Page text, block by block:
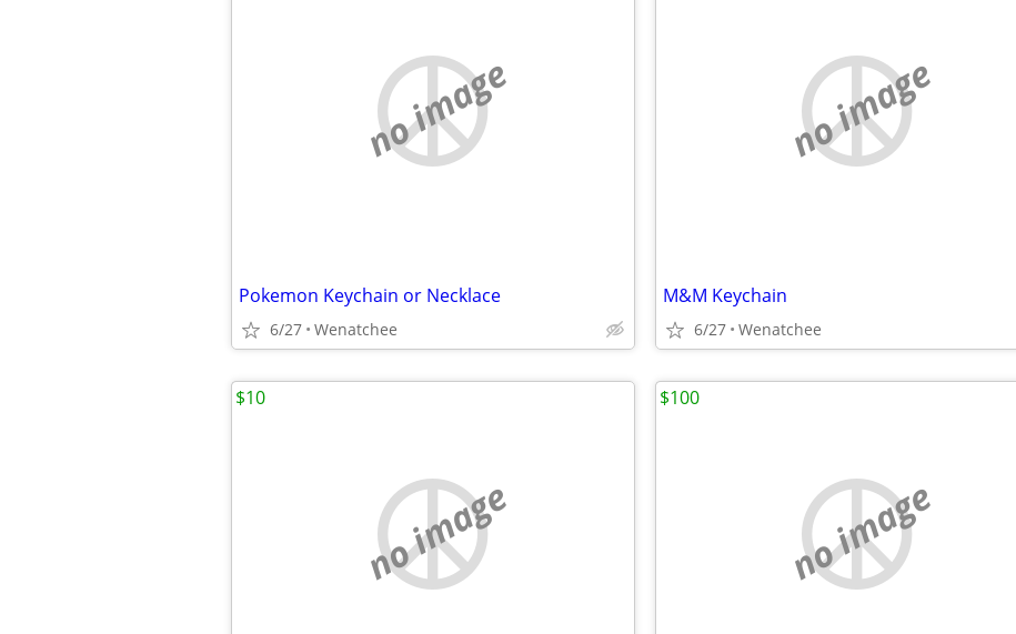
no image
Pokemon Keychain or Necklace
6/27 Wenatchee
no image
M&M Keychain
6/27 Wenatchee
no image
$10
no image
$100